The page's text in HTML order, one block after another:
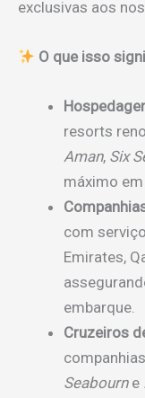
exclusivas aos
O que isso
resorts
Aman, Six
máximo
com
Emirates,
embarque.
Cruzeiros
Seabourne